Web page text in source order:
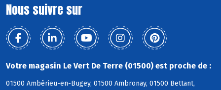
Nous suivre sur
Votre magasin Le Vert De Terre (01500) est proche de :
01500 Ambérieu-en-Bugey, 01500 Ambronay, 01500 Bettant,